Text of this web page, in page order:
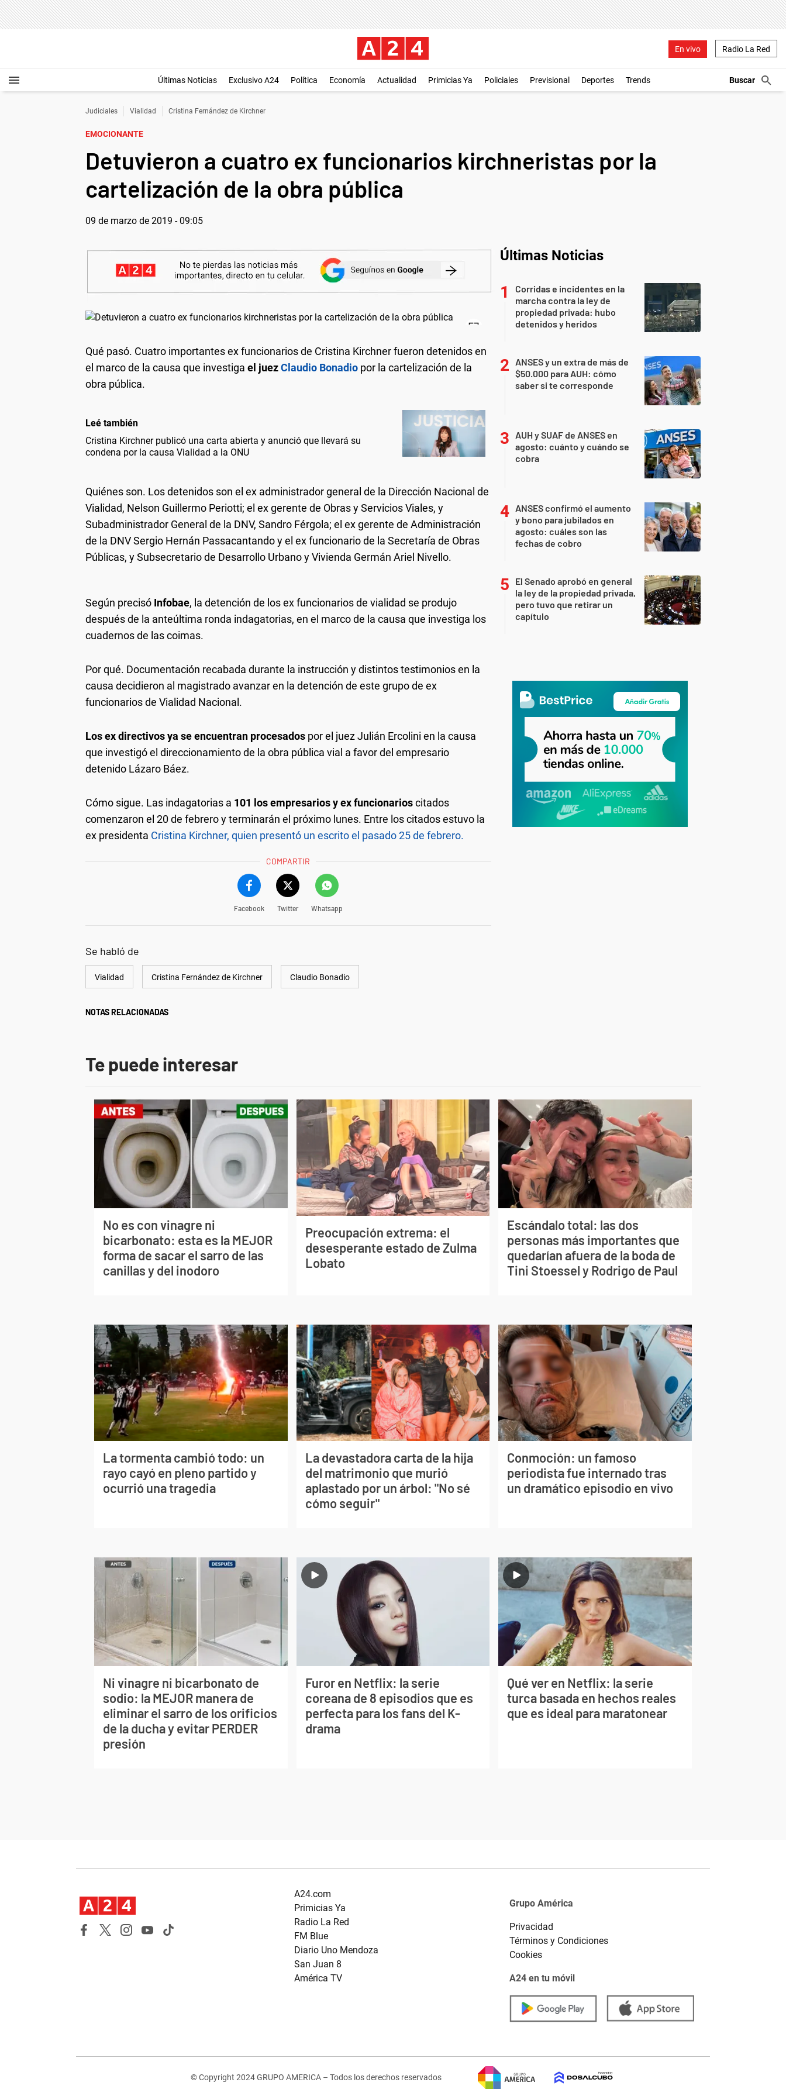
En vivo Radio La Red
Últimas Noticias Exclusivo A24 Política Economía Actualidad Primicias Ya Policiales Previsional Deportes Trends
Judiciales Vialidad Cristina Fernández de Kirchner
EMOCIONANTE
Detuvieron a cuatro ex funcionarios kirchneristas por la
cartelización de la obra pública
09 de marzo de 2019 - 09:05
Qué pasó. Cuatro importantes ex funcionarios de Cristina Kirchner fueron detenidos en
el marco de la causa que investiga el juezClaudio Bonadio por la cartelización de la
obra pública.
Leé también
Cristina Kirchner publicó una carta abierta y anunció que llevará su
condena por la causa Vialidad a la ONU
Quiénes son. Los detenidos son el ex administrador general de la Dirección Nacional de
Vialidad, Nelson Guillermo Periotti; el ex gerente de Obras y Servicios Viales, y
Subadministrador General de la DNV, Sandro Férgola; el ex gerente de Administración
de la DNV Sergio Hernán Passacantando y el ex funcionario de la Secretaría de Obras
Públicas, y Subsecretario de Desarrollo Urbano y Vivienda Germán Ariel Nivello.
Según precisó Infobae, la detención de los ex funcionarios de vialidad se produjo
después de la anteúltima ronda indagatorias, en el marco de la causa que investiga los
cuadernos de las coimas.
Por qué. Documentación recabada durante la instrucción y distintos testimonios en la
causa decidieron al magistrado avanzar en la detención de este grupo de ex
funcionarios de Vialidad Nacional.
Los ex directivos ya se encuentran procesados por el juez Julián Ercolini en la causa
que investigó el direccionamiento de la obra pública vial a favor del empresario
detenido Lázaro Báez.
Cómo sigue. Las indagatorias a 101 los empresarios y ex funcionarioscitados
comenzaron el 20 de febrero y terminarán el próximo lunes. Entre los citados estuvo la
ex presidenta Cristina Kirchner, quien presentó un escrito el pasado 25 de febrero.
COMPARTIR
Facebook Twitter Whatsapp
Se habló de
Vialidad Cristina Fernández de Kirchner Claudio Bonadio
NOTAS RELACIONADAS
Últimas Noticias
Corridas e incidentes en la
marcha contra la ley de
propiedad privada: hubo
detenidos y heridos
ANSES y un extra de más de
$50.000 para AUH: cómo
saber si te corresponde
AUH y SUAF de ANSES en
agosto: cuánto y cuándo se
cobra
ANSES confirmó el aumento
y bono para jubilados en
agosto: cuáles son las
fechas de cobro
El Senado aprobó en general
la ley de la propiedad privada,
pero tuvo que retirar un
capítulo
Te puede interesar
No es con vinagre ni
bicarbonato: esta es la MEJOR
forma de sacar el sarro de las
canillas y del inodoro
Preocupación extrema: el
desesperante estado de Zulma
Lobato
Escándalo total: las dos
personas más importantes que
quedarían afuera de la boda de
Tini Stoessel y Rodrigo de Paul
La tormenta cambió todo: un
rayo cayó en pleno partido y
ocurrió una tragedia
La devastadora carta de la hija
del matrimonio que murió
aplastado por un árbol: "No sé
cómo seguir"
Conmoción: un famoso
periodista fue internado tras
un dramático episodio en vivo
Ni vinagre ni bicarbonato de
sodio: la MEJOR manera de
eliminar el sarro de los orificios
de la ducha y evitar PERDER
presión
Furor en Netflix: la serie
coreana de 8 episodios que es
perfecta para los fans del K-
drama
Qué ver en Netflix: la serie
turca basada en hechos reales
que es ideal para maratonear
A24.com
Primicias Ya
Radio La Red
FM Blue
Diario Uno Mendoza
San Juan 8
América TV
Grupo América
Privacidad
Términos y Condiciones
Cookies
A24 en tu móvil
© Copyright 2024 GRUPO AMERICA – Todos los derechos reservados